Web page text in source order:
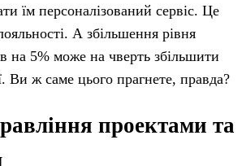
їм персоналізований сервіс. Це
А збільшення рівня
на 5% може на чверть збільшити
Ви ж саме цього прагнете, правда?
проектами та